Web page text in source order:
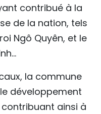
contribué à la
de la nation, tels
Ngô Quyên, et le
la commune
développement
ainsi à